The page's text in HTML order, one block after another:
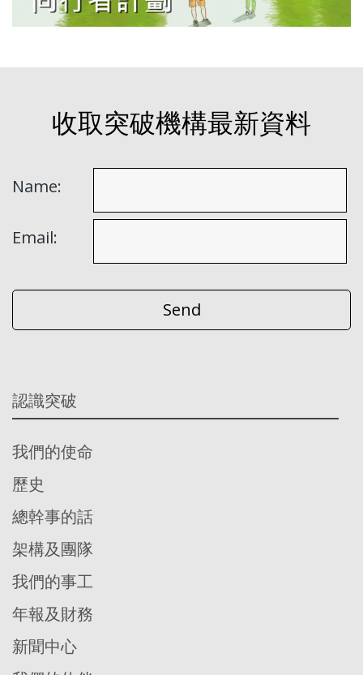
收取突破機構最新資料
Name:
Email:
認識突破
我們的使命
歷史
總幹事的話
架構及團隊
我們的事工
年報及財務
新聞中心